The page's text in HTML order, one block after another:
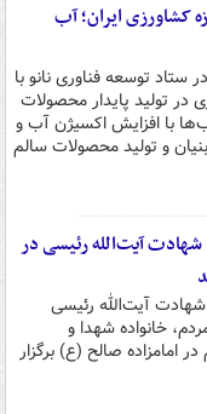
کشاورزی ایران؛ آب
ستاد توسعه فناوری نانو با
در تولید پایدار محصولات
با افزایش اکسیژن آب و
و تولید محصولات سالم
آیت‌الله رئیسی در
آیت‌الله رئیسی
خانواده شهدا و
امامزاده صالح (ع) برگزار